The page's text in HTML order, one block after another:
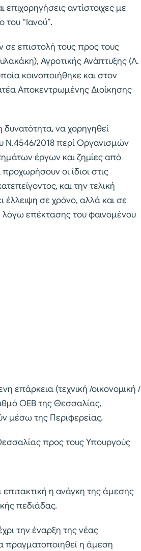
αντίστοιχες με
“Ιανού”.
επιστολή τους προς τους
Αγροτικής Ανάπτυξης (Λ.
κοινοποιήθηκε και στον
Αποκεντρωμένης Διοίκησης
να χορηγηθεί
Ν.4546/2018 περί Οργανισμών
έργων και ζημίες από
οι ίδιοι στις
και την τελική
έλλειψη σε χρόνο, αλλά και σε
επέκτασης του φαινομένου
επάρκεια (τεχνική /οικονομική /
ΟΕΒ της Θεσσαλίας,
μέσω της Περιφερείας.
προς τους Υπουργούς
επιτακτική η ανάγκη της άμεσης
πεδιάδας.
την έναρξη της νέας
πραγματοποιηθεί η άμεση